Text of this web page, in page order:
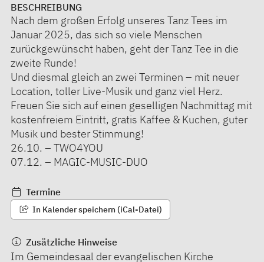
BESCHREIBUNG
Nach dem großen Erfolg unseres Tanz Tees im
Januar 2025, das sich so viele Menschen
zurückgewünscht haben, geht der Tanz Tee in die
zweite Runde!
Und diesmal gleich an zwei Terminen – mit neuer
Location, toller Live-Musik und ganz viel Herz.
Freuen Sie sich auf einen geselligen Nachmittag mit
kostenfreiem Eintritt, gratis Kaffee & Kuchen, guter
Musik und bester Stimmung!
26.10. – TWO4YOU
07.12. – MAGIC-MUSIC-DUO
Termine
In Kalender speichern (iCal-Datei)
Zusätzliche Hinweise
Im Gemeindesaal der evangelischen Kirche